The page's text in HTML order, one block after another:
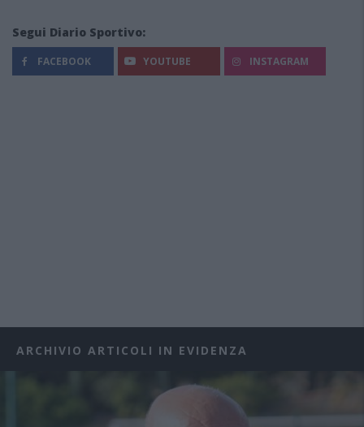
Segui Diario Sportivo:
FACEBOOK YOUTUBE INSTAGRAM
ARCHIVIO ARTICOLI IN EVIDENZA